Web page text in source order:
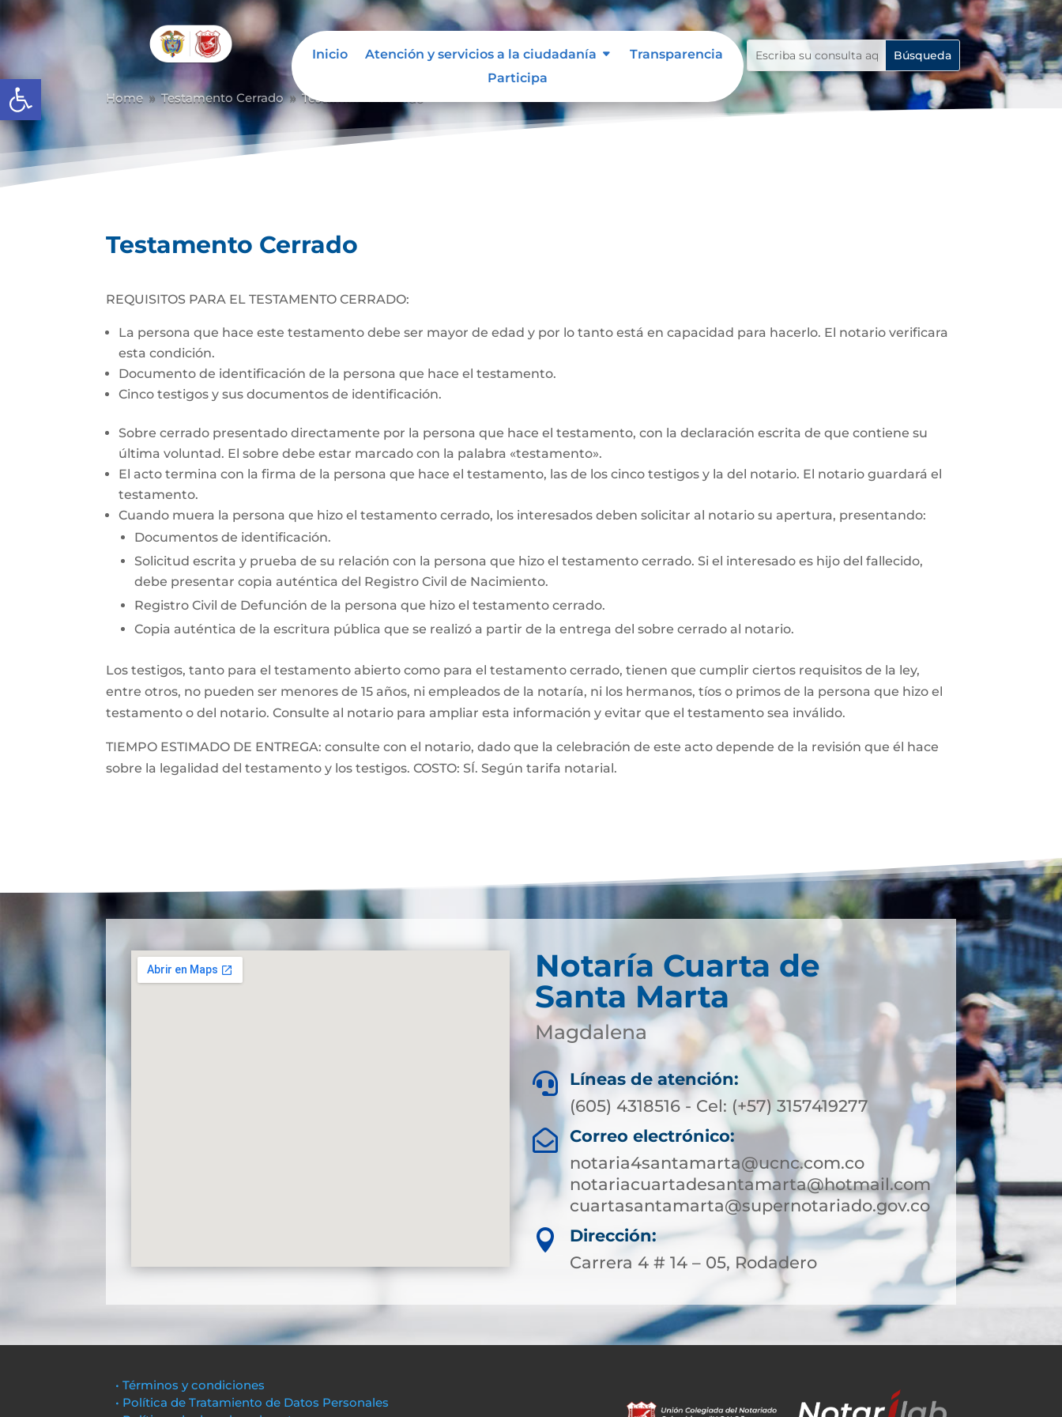
Abrir barra de herramientas
Inicio Atención y servicios a la ciudadanía
Transparencia
Participa
Home 9 Testamento Cerrado 9 Testamento Cerrado
Testamento Cerrado
REQUISITOS PARA EL TESTAMENTO CERRADO:
La persona que hace este testamento debe ser mayor de edad y por lo tanto está en capacidad para hacerlo. El notario verificara
esta condición.
Documento de identificación de la persona que hace el testamento.
Cinco testigos y sus documentos de identificación.
Sobre cerrado presentado directamente por la persona que hace el testamento, con la declaración escrita de que contiene su
última voluntad. El sobre debe estar marcado con la palabra «testamento».
El acto termina con la firma de la persona que hace el testamento, las de los cinco testigos y la del notario. El notario guardará el
testamento.
Cuando muera la persona que hizo el testamento cerrado, los interesados deben solicitar al notario su apertura, presentando:
Documentos de identificación.
Solicitud escrita y prueba de su relación con la persona que hizo el testamento cerrado. Si el interesado es hijo del fallecido,
debe presentar copia auténtica del Registro Civil de Nacimiento.
Registro Civil de Defunción de la persona que hizo el testamento cerrado.
Copia auténtica de la escritura pública que se realizó a partir de la entrega del sobre cerrado al notario.
Los testigos, tanto para el testamento abierto como para el testamento cerrado, tienen que cumplir ciertos requisitos de la ley,
entre otros, no pueden ser menores de 15 años, ni empleados de la notaría, ni los hermanos, tíos o primos de la persona que hizo el
testamento o del notario. Consulte al notario para ampliar esta información y evitar que el testamento sea inválido.
TIEMPO ESTIMADO DE ENTREGA: consulte con el notario, dado que la celebración de este acto depende de la revisión que él hace
sobre la legalidad del testamento y los testigos. COSTO: SÍ. Según tarifa notarial.
Notaría Cuarta de
Santa Marta
Magdalena

Líneas de atención:
(605) 4318516 - Cel: (+57) 3157419277

Correo electrónico:
notaria4santamarta@ucnc.com.co
notariacuartadesantamarta@hotmail.com
cuartasantamarta@supernotariado.gov.co

Dirección:
Carrera 4 # 14 – 05, Rodadero
• Términos y condiciones
• Política de Tratamiento de Datos Personales